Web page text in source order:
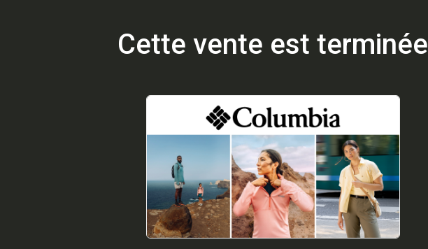
Cette vente est terminée